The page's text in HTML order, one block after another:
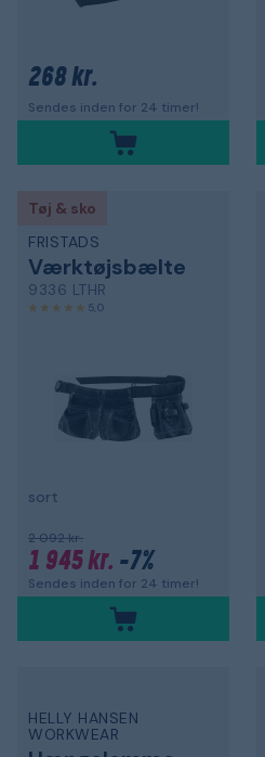
268 kr.
Sendes inden for 24 timer!
Tøj & sko
FRISTADS
Værktøjsbælte
9336 LTHR
5,0
sort
2 092 kr.
1 945 kr. -7%
Sendes inden for 24 timer!
HELLY HANSEN
WORKWEAR